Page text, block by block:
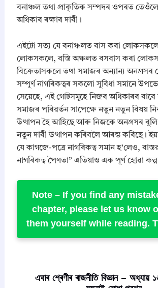
বনাঞ্চল তথা প্ৰাকৃতিক সম্পদৰ ওপৰত
অধিকাৰ ৰক্ষাৰ দাবী।
​এইটো সত্য যে বনাঞ্চলত বাস কৰা
লোকসকলে, বস্তি অঞ্চলত বসবাস কৰা
বিক্ৰেতাসকলে তথা সমাজৰ অন্যান্য
সম্পূৰ্ণ নাগৰিকত্বৰ সকলো সুবিধা সমানে
সেয়েহে, এই গোটসমূহে নিজৰ অধিকাৰৰ বাবে
সমাজৰ পৰিৱৰ্তন সাপেক্ষে নতুন নতুন বিষয়
উত্থাপন হৈ আহিছে আৰু নিজকে অনগ্ৰসৰ
নতুন দাবী উত্থাপন কৰিবলৈ আৰম্ভ কৰিছে।
যে কাগজে-পত্ৰে নাগৰিকত্ব সমান হ’লেও,
নাগৰিকত্ব পৈণতা” এতিয়াও এক পূৰ্ণ হোৱা
Note – If you find any
chapter, please let us know
them yourself while reading.
এঘাৰ শ্ৰেণীৰ ৰাজনীতি বিজ্ঞান – অধ্যায়